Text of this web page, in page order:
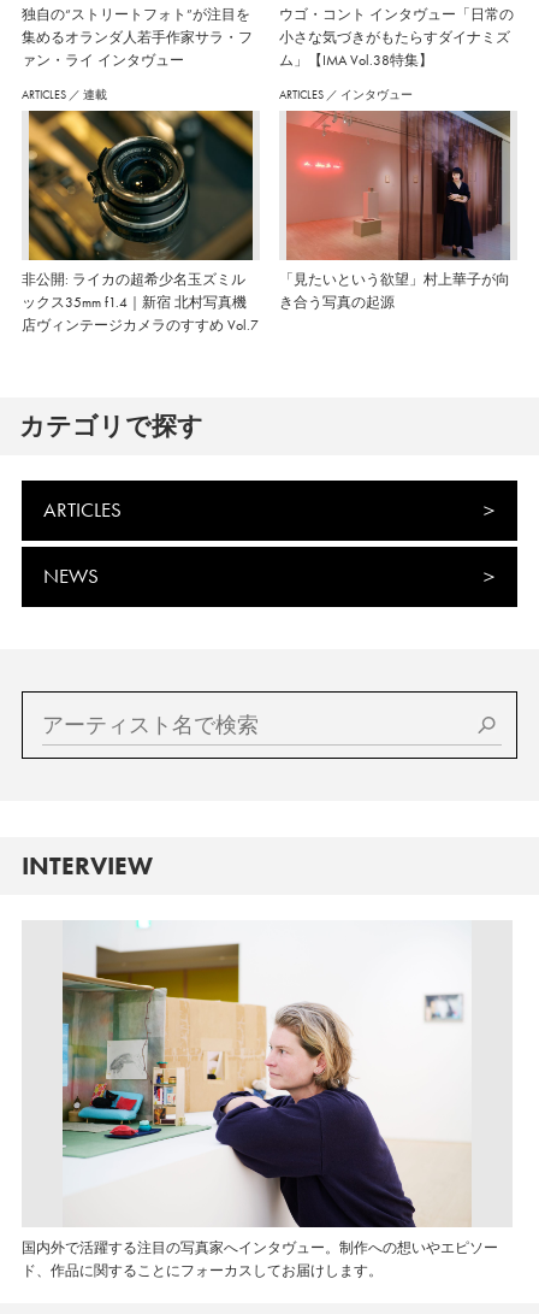
独自の“ストリートフォト”が注目を
集めるオランダ人若手作家サラ・フ
ァン・ライ インタヴュー
ウゴ・コント インタヴュー「日常の
小さな気づきがもたらすダイナミズ
ム」【IMA Vol.38特集】
ARTICLES ／ 連載
非公開: ライカの超希少名玉ズミル
ックス35mm f1.4｜新宿 北村写真機
店ヴィンテージカメラのすすめ Vol.7
ARTICLES ／ インタヴュー
「見たいという欲望」村上華子が向
き合う写真の起源
カテゴリで探す
ARTICLES
NEWS
INTERVIEW
国内外で活躍する注目の写真家へインタヴュー。制作への想いやエピソー
ド、作品に関することにフォーカスしてお届けします。